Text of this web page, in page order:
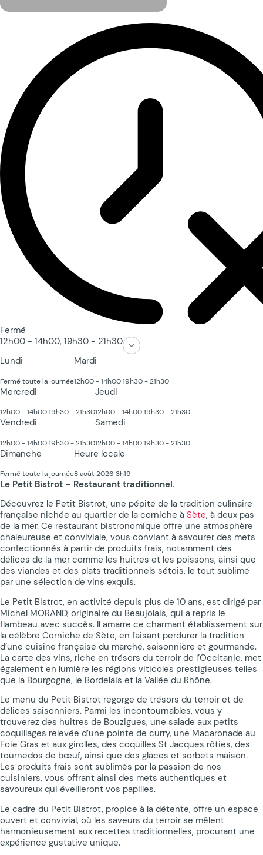
Fermé
12h00 - 14h00, 19h30 - 21h30
Lundi
Fermé toute la journée
Mardi
12h00 - 14h00 19h30 - 21h30
Mercredi
12h00 - 14h00 19h30 - 21h30
Jeudi
12h00 - 14h00 19h30 - 21h30
Vendredi
12h00 - 14h00 19h30 - 21h30
Samedi
12h00 - 14h00 19h30 - 21h30
Dimanche
Fermé toute la journée
Heure locale
8 août 2026 3h19
Le Petit Bistrot – Restaurant traditionnel.
Découvrez le Petit Bistrot, une pépite de la tradition culinaire
française nichée au quartier de la corniche à Sète, à deux pas
de la mer. Ce restaurant bistronomique offre une atmosphère
chaleureuse et conviviale, vous conviant à savourer des mets
confectionnés à partir de produits frais, notamment des
délices de la mer comme les huitres et les poissons, ainsi que
des viandes et des plats traditionnels sétois, le tout sublimé
par une sélection de vins exquis.
Le Petit Bistrot, en activité depuis plus de 10 ans, est dirigé par
Michel MORAND, originaire du Beaujolais, qui a repris le
flambeau avec succès. Il amarre ce charmant établissement sur
la célèbre Corniche de Sète, en faisant perdurer la tradition
d’une cuisine française du marché, saisonnière et gourmande.
La carte des vins, riche en trésors du terroir de l’Occitanie, met
également en lumière les régions viticoles prestigieuses telles
que la Bourgogne, le Bordelais et la Vallée du Rhône.
Le menu du Petit Bistrot regorge de trésors du terroir et de
délices saisonniers. Parmi les incontournables, vous y
trouverez des huitres de Bouzigues, une salade aux petits
coquillages relevée d’une pointe de curry, une Macaronade au
Foie Gras et aux girolles, des coquilles St Jacques rôties, des
tournedos de bœuf, ainsi que des glaces et sorbets maison.
Les produits frais sont sublimés par la passion de nos
cuisiniers, vous offrant ainsi des mets authentiques et
savoureux qui éveilleront vos papilles.
Le cadre du Petit Bistrot, propice à la détente, offre un espace
ouvert et convivial, où les saveurs du terroir se mêlent
harmonieusement aux recettes traditionnelles, procurant une
expérience gustative unique.